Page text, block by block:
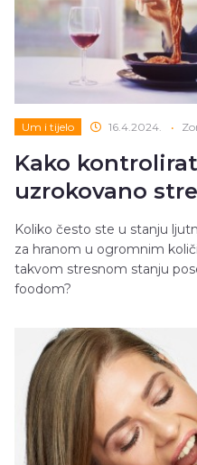
Um i tijelo 16.4.2024. •
Kako
uzrokovano
Koliko često ste u stanju
za hranom u ogromnim
takvom stresnom stanju
foodom?